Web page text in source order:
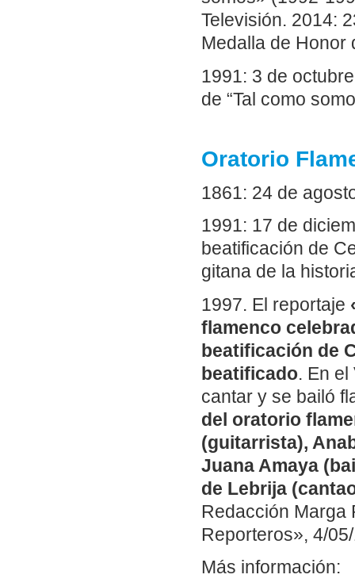
Televisión. 2014:
Medalla de Honor
1991: 3 de
de “Tal como
Oratorio
1861: 24 de
1991: 17 de
beatificación de
gitana de la
1997. El reportaje
flamenco
beatificación de
beatificado. En
cantar y se bailó
del oratorio
(guitarrista),
Juana Amaya
de Lebrija
Redacción Marga
Reporteros», 4/
Más información: